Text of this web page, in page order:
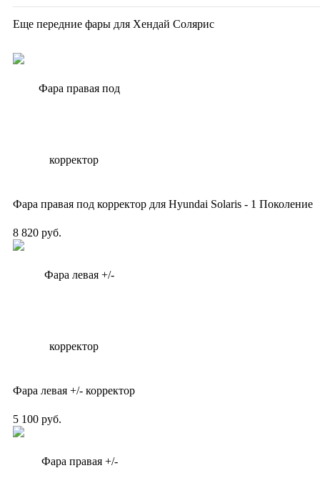
Еще передние фары для Хендай Солярис
Фара правая под корректор для Hyundai Solaris - 1 Поколение
8 820 руб.
Фара левая +/- корректор
5 100 руб.